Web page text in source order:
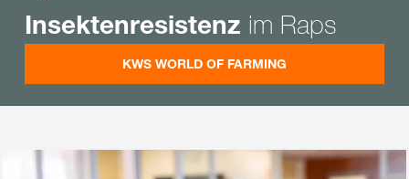
Insektenresistenz im Raps
KWS WORLD OF FARMING